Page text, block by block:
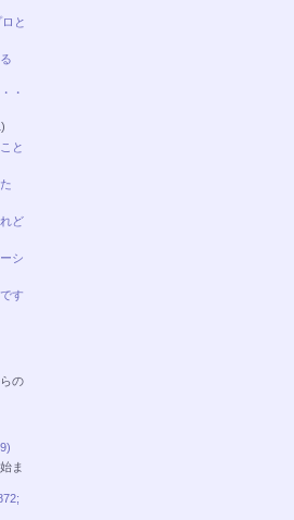
と
・
と
ど
シ
す
の
ま